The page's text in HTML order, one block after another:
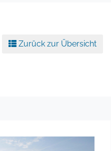
Zurück zur Übersicht